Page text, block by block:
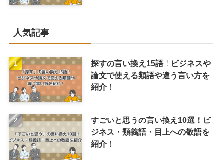
人気記事
探すの言い換え15語！ビジネスや
論文で使える類語や違う言い方を
紹介！
すごいと思うの言い換え10選！ビ
ジネス・類義語・目上への敬語を
紹介！